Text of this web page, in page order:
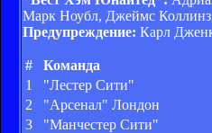
Марк Ноубл, Джеймс
Предупреждение: Карл
# Команда
1
"Лестер Сити"
2
"Арсенал" Лондон
3
"Манчестер Сити"